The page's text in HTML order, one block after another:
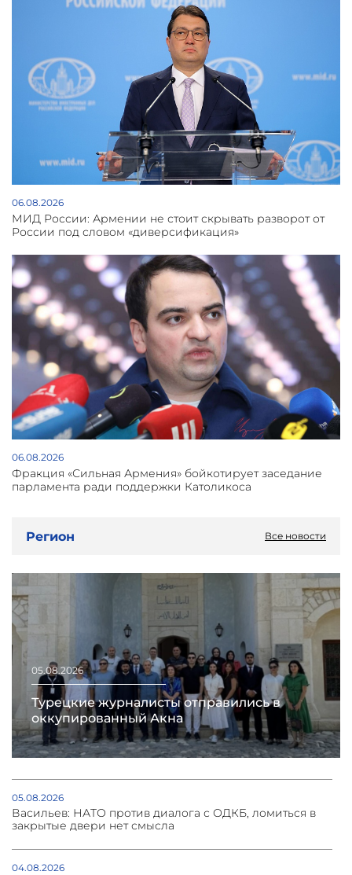
06.08.2026
МИД России: Армении не стоит скрывать разворот от
России под словом «диверсификация»
06.08.2026
Фракция «Сильная Армения» бойкотирует заседание
парламента ради поддержки Католикоса
Регион Все новости
05.08.2026
Турецкие журналисты отправились в
оккупированный Акна
05.08.2026
Васильев: НАТО против диалога с ОДКБ, ломиться в
закрытые двери нет смысла
04.08.2026